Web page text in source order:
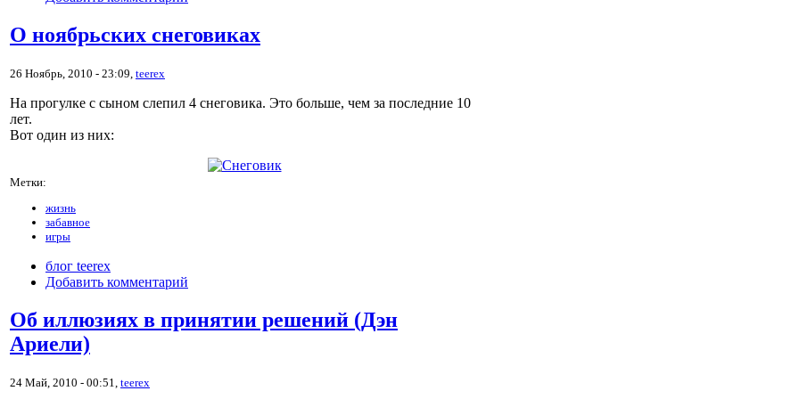
О ноябрьских снеговиках
26 Ноябрь, 2010 - 23:09, teerex
На прогулке с сыном слепил 4 снеговика. Это больше, чем за последние 10
лет.
Вот один из них:
Метки:
жизнь
забавное
игры
блог teerex
Добавить комментарий
Об иллюзиях в принятии решений (Дэн
Ариели)
24 Май, 2010 - 00:51, teerex